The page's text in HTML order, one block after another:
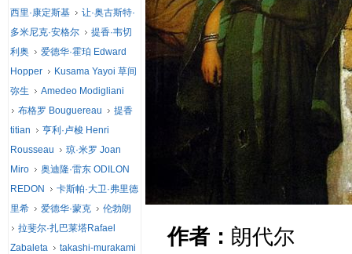
作者： 朗代尔
西里·康定斯基
让·奥古斯特·
多米尼克·安格尔
提香·韦切
利奥
爱德华·霍珀 Edward
Hopper
Kusama Yayoi 草间
弥生
Amedeo Modigliani
布格罗 Bouguereau
提香
titian
亨利·卢梭 Henri
Rousseau
琼·米罗 Joan
Miro
奥迪隆·雷东 ODILON
REDON
卡斯帕·大卫·弗里德
里希
爱德华·蒙克
伦勃朗
拉斐尔·扎巴莱塔Rafael
Zabaleta
takashi-murakami